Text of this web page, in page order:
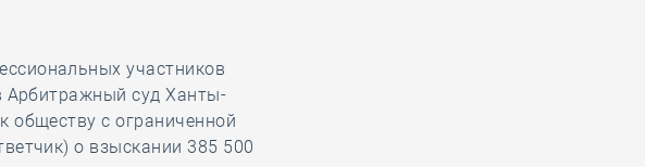
участников
Арбитражный суд Ханты-
обществу с ограниченной
о взыскании 385 500